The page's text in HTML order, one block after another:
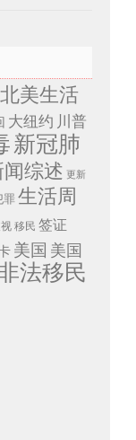
北美生活
大纽约 川普
新冠肺
闻综述 更新
罪 生活周
移民 签证
美国 美国
法移民